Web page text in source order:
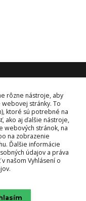
rôzne nástroje, aby
stránky. To
ktoré sú potrebné na
ako aj ďalšie nástroje,
webových stránok, na
na zobrazenie
Ďalšie informácie
údajov a práva
našom Vyhlásení o